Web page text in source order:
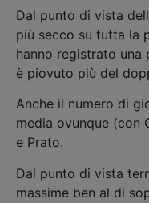
Dal punto di vista
più secco su tutta la
hanno registrato una
è piovuto più del
Anche il numero di
media ovunque (con
e Prato.
Dal punto di vista
massime ben al di